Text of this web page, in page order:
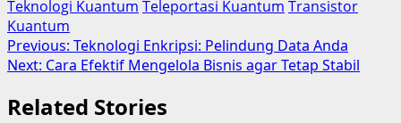
Teknologi Kuantum Teleportasi Kuantum Transistor
Kuantum
Post
navigation
Previous: Teknologi Enkripsi: Pelindung Data Anda
Next: Cara Efektif Mengelola Bisnis agar Tetap Stabil
Related Stories